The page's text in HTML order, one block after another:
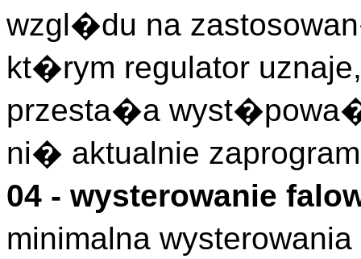
wzgl�du na
kt�rym regulator
przesta�a
ni� aktualnie
04 - wysterowanie
minimalna